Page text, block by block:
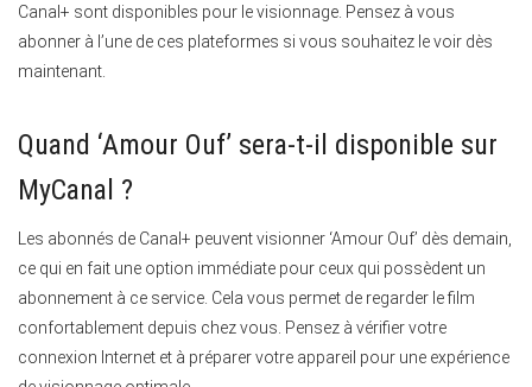
Canal+ sont disponibles pour le visionnage. Pensez à vous
abonner à l’une de ces plateformes si vous souhaitez le voir dès
maintenant.
Quand ‘Amour Ouf’ sera-t-il disponible sur
MyCanal ?
Les abonnés de Canal+ peuvent visionner ‘Amour Ouf’ dès demain,
ce qui en fait une option immédiate pour ceux qui possèdent un
abonnement à ce service. Cela vous permet de regarder le film
confortablement depuis chez vous. Pensez à vérifier votre
connexion Internet et à préparer votre appareil pour une expérience